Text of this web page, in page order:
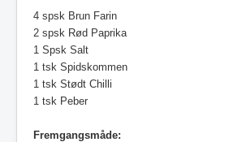
4 spsk Brun Farin
2 spsk Rød Paprika
1 Spsk Salt
1 tsk Spidskommen
1 tsk Stødt Chilli
1 tsk Peber
Fremgangsmåde: